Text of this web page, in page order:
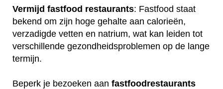
Vermijd fastfood restaurants: Fastfood staat
bekend om zijn hoge gehalte aan calorieën,
verzadigde vetten en natrium, wat kan leiden tot
verschillende gezondheidsproblemen op de lange
termijn.
Beperk je bezoeken aan fastfoodrestaurants